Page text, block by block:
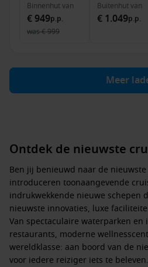
Binnenhutvan
€ 949p.p.
was€ 999
Buitenhutvan
€ 1.049p.p.
Meer
Ontdek de nieuwste
Ben jij benieuwd naar de nieuwste
introduceren toonaangevende
indrukwekkende nieuwe schepen
nieuwste innovaties, luxe
Van spectaculaire waterparken
restaurants, moderne
wereldklasse: aan boord van de
voor iedere reiziger iets te beleven.